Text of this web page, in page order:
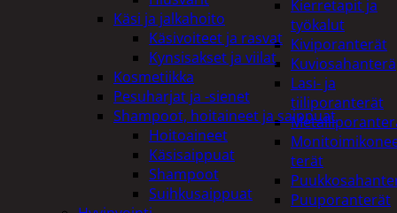
Kierretapit ja
työkalut
Kiviporanterät
Kuviosahanterä
Lasi- ja
tiiliporanterät
terät
Puuporanterät
Käsi ja jalkahoito
Käsivoiteet ja rasvat
Kynsisakset ja viilat
Kosmetiikka
Pesuharjat ja -sienet
Shampoot, hoitaineet ja saippuat
Hoitoaineet
Käsisaippuat
Shampoot
Suihkusaippuat